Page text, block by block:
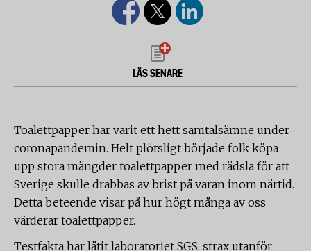
LÄS SENARE
Toalettpapper har varit ett hett samtalsämne under
coronapandemin. Helt plötsligt började folk köpa
upp stora mängder toalettpapper med rädsla för att
Sverige skulle drabbas av brist på varan inom närtid.
Detta beteende visar på hur högt många av oss
värderar toalettpapper.
Testfakta har låtit laboratoriet SGS, strax utanför